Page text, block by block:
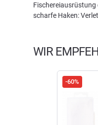
scharfe Haken:
WIR
-60%